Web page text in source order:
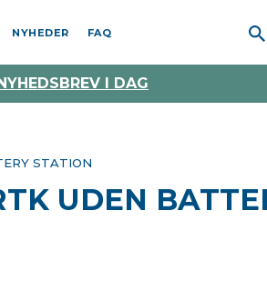
NYHEDER FAQ
I DAG
STATION
UDEN